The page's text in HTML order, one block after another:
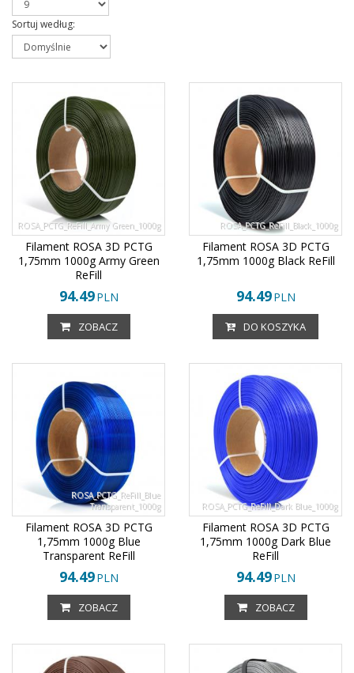
Sortuj według:
ROSA_PCTG_ReFill_Army Green_1000g
Filament ROSA 3D PCTG
1,75mm 1000g Army Green
ReFill
94.49PLN
ZOBACZ
ROSA_PCTG_ReFill_Black_1000g
Filament ROSA 3D PCTG
1,75mm 1000g Black ReFill
94.49PLN
DO KOSZYKA
ROSA_PCTG_ReFill_Blue
Transparent_1000g
Filament ROSA 3D PCTG
1,75mm 1000g Blue
Transparent ReFill
94.49PLN
ZOBACZ
ROSA_PCTG_ReFill_Dark Blue_1000g
Filament ROSA 3D PCTG
1,75mm 1000g Dark Blue
ReFill
94.49PLN
ZOBACZ